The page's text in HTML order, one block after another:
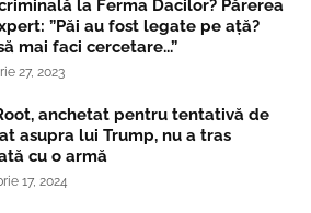
la Ferma Dacilor? Părerea
”Păi au fost legate pe ață?
mai faci cercetare...”
27, 2023
anchetat pentru tentativă de
asupra lui Trump, nu a tras
cu o armă
17, 2024